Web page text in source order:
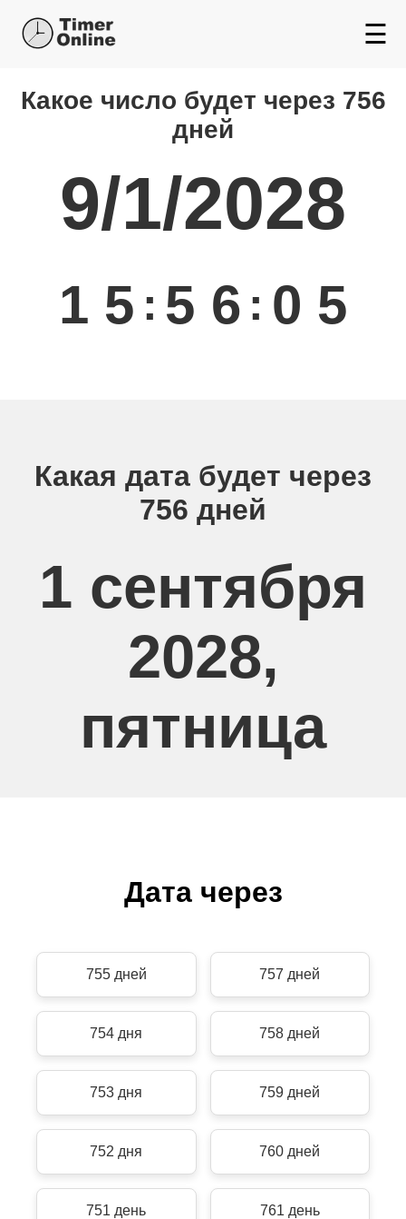
☰
Какой день будет через
Какое число будет через 756
дней
9/1/2028
1 5 : 5 6 : 0 5
Какая дата будет через
756 дней
1 сентября
2028,
пятница
Дата через
755 дней 757 дней
754 дня 758 дней
753 дня 759 дней
752 дня 760 дней
751 день 761 день